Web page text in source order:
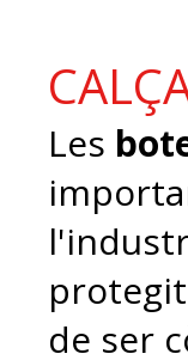
Les
de ser